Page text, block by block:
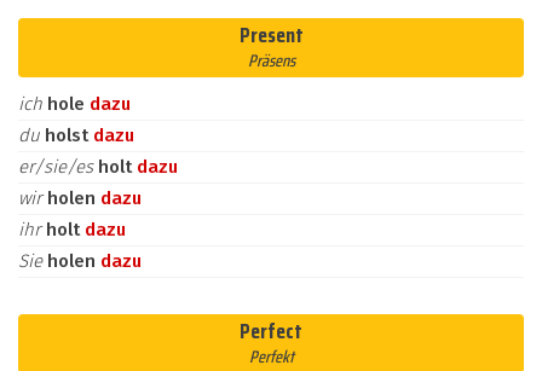
Present
Präsens
ich hole dazu
du holst dazu
er/sie/es holt dazu
wirholen dazu
ihrholt dazu
Sie holen dazu
Perfect
Perfekt